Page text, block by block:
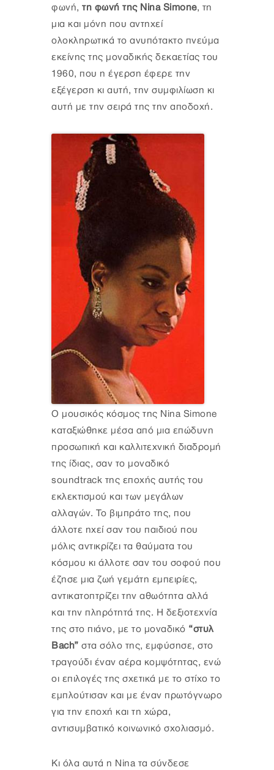
φωνή, τη φωνή της Nina Simone, τη
μια και μόνη που αντηχεί
ολοκληρωτικά το ανυπότακτο πνεύμα
εκείνης της μοναδικής δεκαετίας του
1960, που η έγερση έφερε την
εξέγερση κι αυτή, την συμφιλίωση κι
αυτή με την σειρά της την αποδοχή.
Ο μουσικός κόσμος της Nina Simone
καταξιώθηκε μέσα από μια επώδυνη
προσωπική και καλλιτεχνική διαδρομή
της ίδιας, σαν το μοναδικό
soundtrack της εποχής αυτής του
εκλεκτισμού και των μεγάλων
αλλαγών. Το βιμπράτο της, που
άλλοτε ηχεί σαν του παιδιού που
μόλις αντικρίζει τα θαύματα του
κόσμου κι άλλοτε σαν του σοφού που
έζησε μια ζωή γεμάτη εμπειρίες,
αντικατοπτρίζει την αθωότητα αλλά
και την πληρότητά της. Η δεξιοτεχνία
της στο πιάνο, με το μοναδικό “στυλ
Bach” στα σόλο της, εμφύσησε, στο
τραγούδι έναν αέρα κομψότητας, ενώ
οι επιλογές της σχετικά με το στίχο το
εμπλούτισαν και με έναν πρωτόγνωρο
για την εποχή και τη χώρα,
αντισυμβατικό κοινωνικό σχολιασμό.
Κι όλα αυτά η Nina τα σύνδεσε